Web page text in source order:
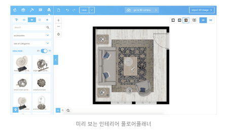
미리 보는 인테리어 플로어플래너